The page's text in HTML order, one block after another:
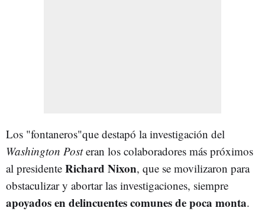
Los "fontaneros"que destapó la investigación del
Washington Posteran los colaboradores más próximos
al presidente Richard Nixon, que se movilizaron para
obstaculizar y abortar las investigaciones, siempre
apoyados en delincuentes comunes de poca monta.